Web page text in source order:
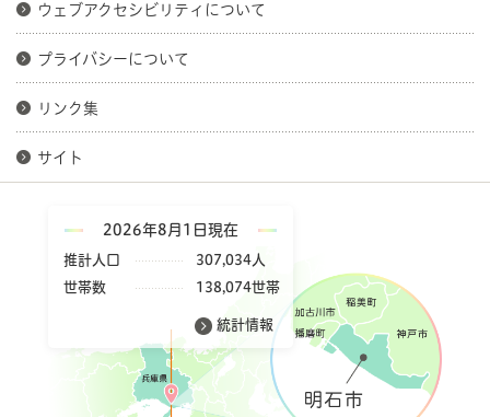
ウェブアクセシビリティについて
プライバシーについて
リンク集
サイト
2026年8月1日現在
推計人口
307,034人
世帯数
138,074世帯
統計情報